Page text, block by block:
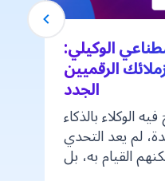
الوكيلي:
الرقميين
الجدد
الوكلاء بالذكاء
لم يعد التحدي
القيام به، بل